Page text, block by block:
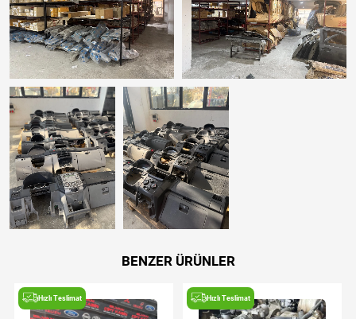
BENZER ÜRÜNLER
Hızlı Teslimat Hızlı Teslimat